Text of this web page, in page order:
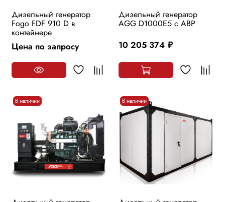
Дизельный генератор
Fogo FDF 910 D в
контейнере
Цена по запросу
Дизельный генератор
AGG D1000E5 с АВР
10 205 374 руб.
В наличии В наличии